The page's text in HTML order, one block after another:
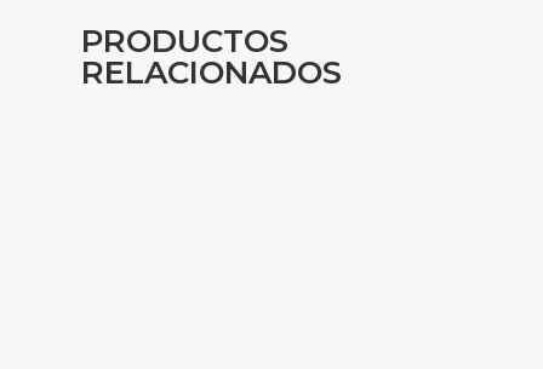
PRODUCTOS
RELACIONADOS